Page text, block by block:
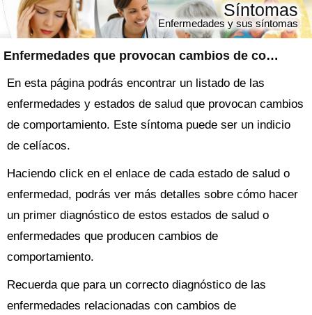
Enfermedades que provocan cambios de comportamiento
Síntomas
Enfermedades y sus síntomas
En esta página podrás encontrar un listado de las
enfermedades y estados de salud que provocan cambios
de comportamiento. Este síntoma puede ser un indicio
de celíacos.
Haciendo click en el enlace de cada estado de salud o
enfermedad, podrás ver más detalles sobre cómo hacer
un primer diagnóstico de estos estados de salud o
enfermedades que producen cambios de
comportamiento.
Recuerda que para un correcto diagnóstico de las
enfermedades relacionadas con cambios de